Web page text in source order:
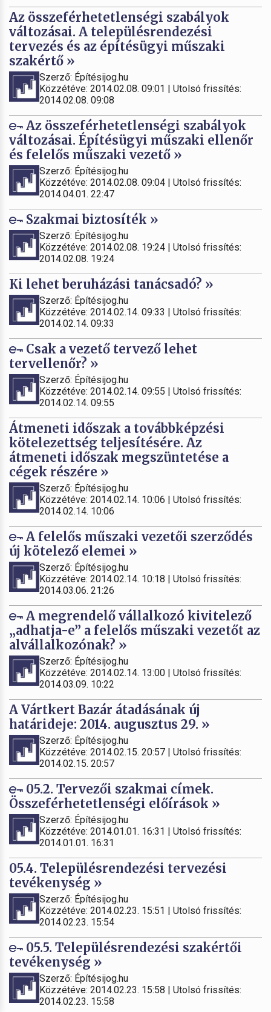
Az összeférhetetlenségi szabályok
változásai. A településrendezési
tervezés és az építésügyi műszaki
szakértő »
Szerző: Építésijog.hu
Közzétéve: 2014.02.08. 09:01 | Utolsó frissítés:
2014.02.08. 09:08
Az összeférhetetlenségi szabályok
változásai. Építésügyi műszaki ellenőr
és felelős műszaki vezető »
Szerző: Építésijog.hu
Közzétéve: 2014.02.08. 09:04 | Utolsó frissítés:
2014.04.01. 22:47
Szakmai biztosíték »
Szerző: Építésijog.hu
Közzétéve: 2014.02.08. 19:24 | Utolsó frissítés:
2014.02.08. 19:24
Ki lehet beruházási tanácsadó? »
Szerző: Építésijog.hu
Közzétéve: 2014.02.14. 09:33 | Utolsó frissítés:
2014.02.14. 09:33
Csak a vezető tervező lehet
tervellenőr? »
Szerző: Építésijog.hu
Közzétéve: 2014.02.14. 09:55 | Utolsó frissítés:
2014.02.14. 09:55
Átmeneti időszak a továbbképzési
kötelezettség teljesítésére. Az
átmeneti időszak megszüntetése a
cégek részére »
Szerző: Építésijog.hu
Közzétéve: 2014.02.14. 10:06 | Utolsó frissítés:
2014.02.14. 10:06
A felelős műszaki vezetői szerződés
új kötelező elemei »
Szerző: Építésijog.hu
Közzétéve: 2014.02.14. 10:18 | Utolsó frissítés:
2014.03.06. 21:26
A megrendelő vállalkozó kivitelező
„adhatja-e” a felelős műszaki vezetőt az
alvállalkozónak? »
Szerző: Építésijog.hu
Közzétéve: 2014.02.14. 13:00 | Utolsó frissítés:
2014.03.09. 10:22
A Vártkert Bazár átadásának új
határideje: 2014. augusztus 29. »
Szerző: Építésijog.hu
Közzétéve: 2014.02.15. 20:57 | Utolsó frissítés:
2014.02.15. 20:57
05.2. Tervezői szakmai címek.
Összeférhetetlenségi előírások »
Szerző: Építésijog.hu
Közzétéve: 2014.01.01. 16:31 | Utolsó frissítés:
2014.01.01. 16:31
05.4. Településrendezési tervezési
tevékenység »
Szerző: Építésijog.hu
Közzétéve: 2014.02.23. 15:51 | Utolsó frissítés:
2014.02.23. 15:54
05.5. Településrendezési szakértői
tevékenység »
Szerző: Építésijog.hu
Közzétéve: 2014.02.23. 15:58 | Utolsó frissítés:
2014.02.23. 15:58